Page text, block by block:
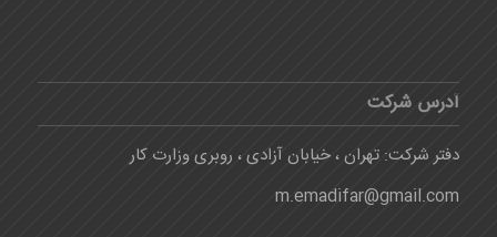
آدرس شرکت
دفتر شرکت: تهران ، خیابان آزادی ، روبری وزارت کار
m.emadifar@gmail.com